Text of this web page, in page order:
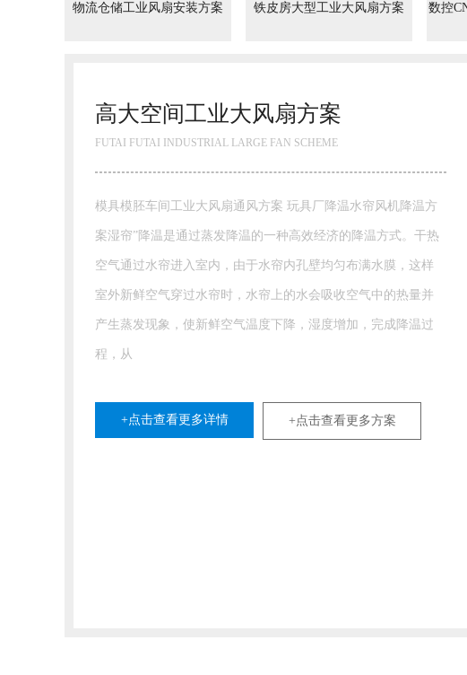
物流仓储工业风扇安装方案 铁皮房大型工业大风扇方案 数控
高大空间工业大风扇方案
FUTAI FUTAI INDUSTRIAL LARGE FAN SCHEME
模具模胚车间工业大风扇通风方案 玩具厂降温水帘风机降温方
案湿帘”降温是通过蒸发降温的一种高效经济的降温方式。干热
空气通过水帘进入室内，由于水帘内孔壁均匀布满水膜，这样
室外新鲜空气穿过水帘时，水帘上的水会吸收空气中的热量并
产生蒸发现象，使新鲜空气温度下降，湿度增加，完成降温过
程，从
+点击查看更多详情 +点击查看更多方案